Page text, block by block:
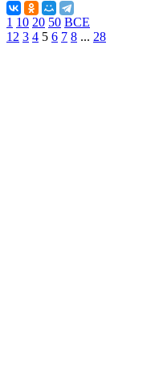
1 10 20 50 ВСЕ
1 2 3 4 5 6 7 8 ... 28